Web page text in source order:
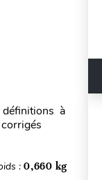
définitions à
:0,660 kg